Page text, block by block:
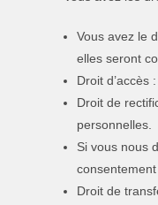
Vous avez le
elles seront
Droit d’accès
Droit de
personnelles.
Si vous nous
Droit de